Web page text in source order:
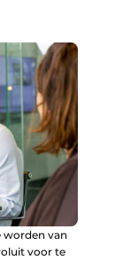
worden van
voor te